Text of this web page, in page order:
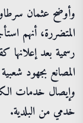
وأوضح عثمان
المتضررة، أنهم
رسمية بعد إعلانها
المصانع بجهود
وإيصال خدمات
خدمي من البلدية.